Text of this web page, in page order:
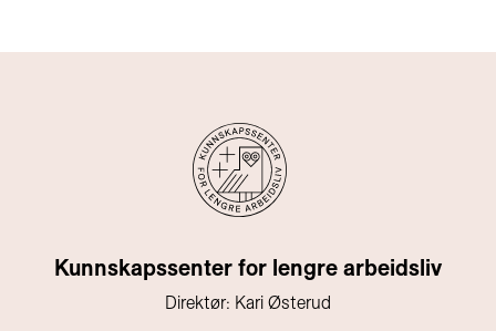
Kunnskapssenter for lengre arbeidsliv
Direktør: Kari Østerud